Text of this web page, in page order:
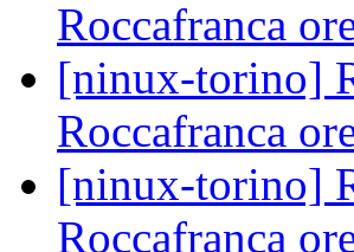
Roccafranca
[ninux-torino]
Roccafranca
[ninux-torino]
Roccafranca